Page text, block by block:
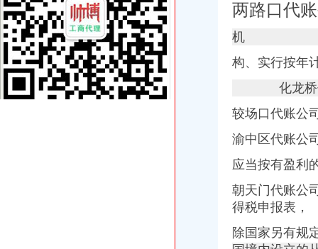
南京雨花台区专业代账会计注册公司流程_【会计服务】
益民基金管理有限公司益民信用增利纯一年定期开放券型证券投
重庆渝中区重庆代帐公司工商行政管理的主要方法-直辖市重庆工商信息
天津银龙预应力材料股份有限公司关于募集资金使用完毕及注销募集资
僵尸车-搜百科
合肥吊销公司恢复合肥外贸企业代账流程
重庆联合产权交易所项目公告专栏-搜狐滚动
代理记账、税务咨询、清理账-重庆渝中大坪公司注册-分类168信息网
重庆星都大厦15处房产拍卖-渝中区办公商务楼拍卖公告-众拍网
四川朝机器厂与上海重庆汽车摩托车经营公司、重庆海庆实业总公司
重庆市南岸区南坪江南大道7号（浪高国际广场（亮阁））、渝中区
重庆代理记账-重庆工商代办电话价格-重庆营业执照代办-重庆注册公司-
两路口代
机
构、实行按年
化龙
较场口代账公
渝中区代账公
应当按有盈利
朝天门代账公
得税申报表，
除国家另有规